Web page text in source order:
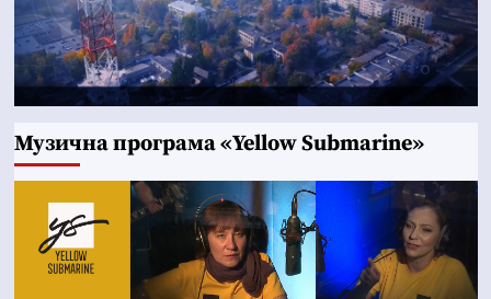
Музична програма «Yellow Submarine»